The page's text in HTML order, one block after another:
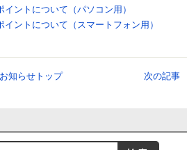
ントについて（パソコン用）
ントについて（スマートフォン用）
お知らせトップ 次の記事